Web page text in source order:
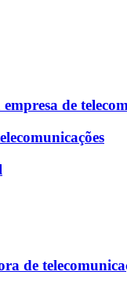
de
de